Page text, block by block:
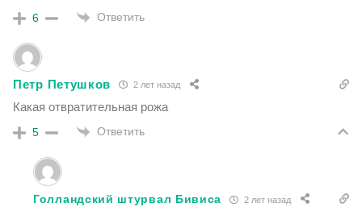
6 Ответить
Петр Петушков 2 лет назад
Какая отвратительная рожа
5 Ответить
Голландский штурвал Бивиса 2 лет назад